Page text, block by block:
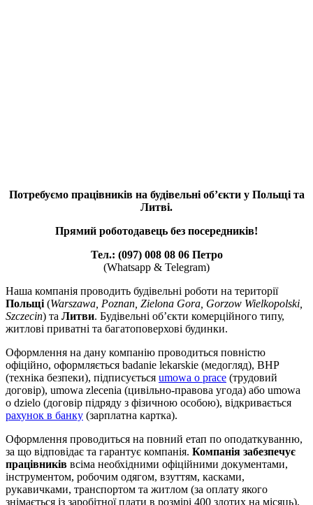
Потребуємо працівників на будівельні об’єкти у Польщі та
Литві.
Прямий роботодавець без посередників!
Тел.: (097) 008 08 06 Петро
(Whatsapp & Telegram)
Наша компанія проводить будівельні роботи на території
Польщі (Warszawa, Poznan, Zielona Gora, Gorzow Wielkopolski,
Szczecin) та Литви. Будівельні об’єкти комерційного типу,
житлові приватні та багатоповерхові будинки.
Оформлення на дану компанію проводиться повністю
офіційно, оформляється badanie lekarskie (медогляд), BHP
(техніка безпеки), підписується umowa o prace (трудовий
договір), umowa zlecenia (цивільно-правова угода) або umowa
o dzielo (договір підряду з фізичною особою), відкривається
рахунок в банку (зарплатна картка).
Оформлення проводиться на повний етап по оподаткуванню,
за що відповідає та гарантує компанія. Компанія забезпечує
працівників всіма необхідними офіційними документами,
інструментом, робочим одягом, взуттям, касками,
рукавичками, транспортом та житлом (за оплату якого
знімається із заробітної плати в розмірі 400 злотих на місяць).